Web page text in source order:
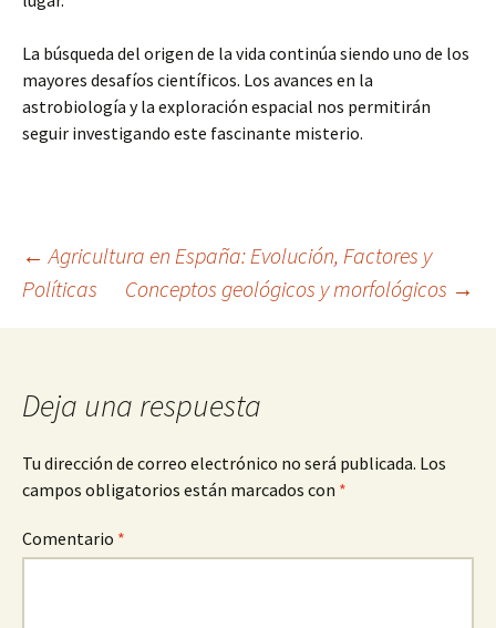
La búsqueda del origen de la vida continúa siendo uno de los
mayores desafíos científicos. Los avances en la
astrobiología y la exploración espacial nos permitirán
seguir investigando este fascinante misterio.
Navegación
de
entradas
← Agricultura en España: Evolución, Factores y
Políticas
Conceptos geológicos y morfológicos →
Deja una respuesta
Tu dirección de correo electrónico no será publicada. Los
campos obligatorios están marcados con *
Comentario *